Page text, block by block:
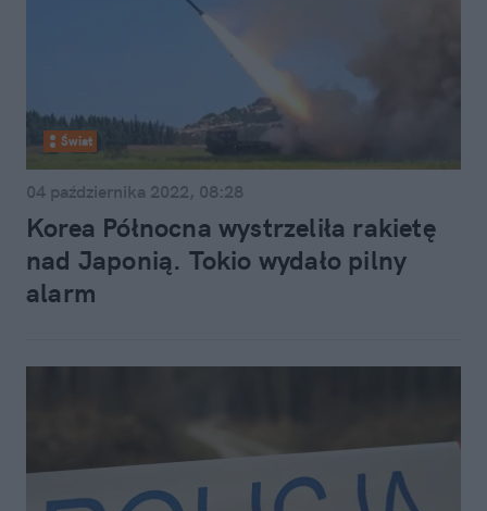
Świat
04 października 2022, 08:28
Korea Północna wystrzeliła rakietę
nad Japonią. Tokio wydało pilny
alarm